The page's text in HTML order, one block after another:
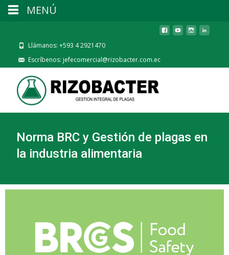
Llámanos: +593 4 2921470
Escríbenos: jefecomercial@rizobacter.com.ec
Norma BRC y Gestión de plagas en
la industria alimentaria
MENÚ